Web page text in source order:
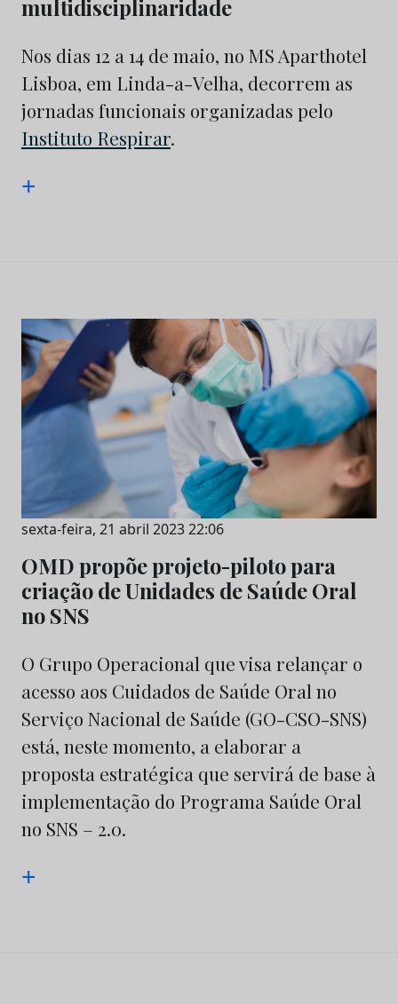
multidisciplinaridade
Nos dias 12 a 14 de maio, no MS Aparthotel
Lisboa, em Linda-a-Velha, decorrem as
jornadas funcionais organizadas pelo
Instituto Respirar.
+
sexta-feira, 21 abril 2023 22:06
OMD propõe projeto-piloto para
criação de Unidades de Saúde Oral
no SNS
O Grupo Operacional que visa relançar o
acesso aos Cuidados de Saúde Oral no
Serviço Nacional de Saúde (GO-CSO-SNS)
está, neste momento, a elaborar a
proposta estratégica que servirá de base à
implementação do Programa Saúde Oral
no SNS – 2.0.
+